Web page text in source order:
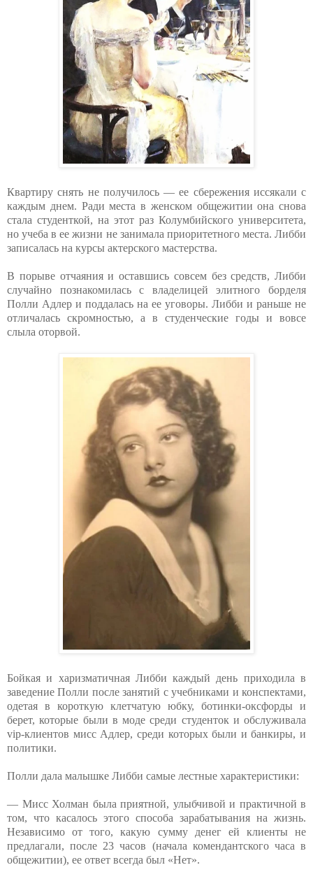
Квартиру снять не получилось — ее сбережения иссякали с
каждым днем. Ради места в женском общежитии она снова
стала студенткой, на этот раз Колумбийского университета,
но учеба в ее жизни не занимала приоритетного места. Либби
записалась на курсы актерского мастерства.
В порыве отчаяния и оставшись совсем без средств, Либби
случайно познакомилась с владелицей элитного борделя
Полли Адлер и поддалась на ее уговоры. Либби и раньше не
отличалась скромностью, а в студенческие годы и вовсе
слыла оторвой.
Бойкая и харизматичная Либби каждый день приходила в
заведение Полли после занятий с учебниками и конспектами,
одетая в короткую клетчатую юбку, ботинки-оксфорды и
берет, которые были в моде среди студенток и обслуживала
vip-клиентов мисс Адлер, среди которых были и банкиры, и
политики.
Полли дала малышке Либби самые лестные характеристики:
— Мисс Холман была приятной, улыбчивой и практичной в
том, что касалось этого способа зарабатывания на жизнь.
Независимо от того, какую сумму денег ей клиенты не
предлагали, после 23 часов (начала комендантского часа в
общежитии), ее ответ всегда был «Нет».